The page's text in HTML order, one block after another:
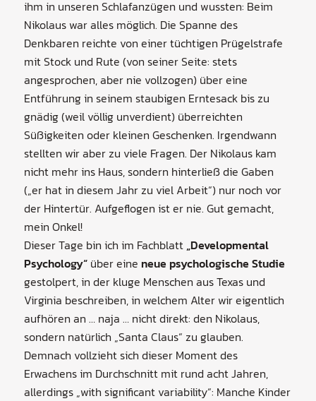
ihm in unseren Schlafanzügen und wussten: Beim
Nikolaus war alles möglich. Die Spanne des
Denkbaren reichte von einer tüchtigen Prügelstrafe
mit Stock und Rute (von seiner Seite: stets
angesprochen, aber nie vollzogen) über eine
Entführung in seinem staubigen Erntesack bis zu
gnädig (weil völlig unverdient) überreichten
Süßigkeiten oder kleinen Geschenken. Irgendwann
stellten wir aber zu viele Fragen. Der Nikolaus kam
nicht mehr ins Haus, sondern hinterließ die Gaben
(„er hat in diesem Jahr zu viel Arbeit“) nur noch vor
der Hintertür. Aufgeflogen ist er nie. Gut gemacht,
mein Onkel!
Dieser Tage bin ich im Fachblatt „Developmental
Psychology“über eine neue psychologische Studie
gestolpert, in der kluge Menschen aus Texas und
Virginia beschreiben, in welchem Alter wir eigentlich
aufhören an … naja … nicht direkt: den Nikolaus,
sondern natürlich „Santa Claus“ zu glauben.
Demnach vollzieht sich dieser Moment des
Erwachens im Durchschnitt mit rund acht Jahren,
allerdings „with significant variability“: Manche Kinder